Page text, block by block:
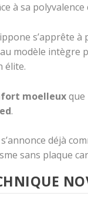
à sa
s’apprête
modèle
élite.
moelleuxque
.
déjà
sans plaque